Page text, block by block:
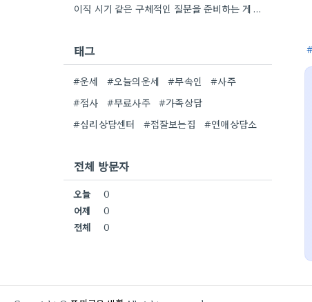
이직 시기 같은 구체적인 질문을 준비하는 게 정말 현명한 팁 같아요. 제가 이직할 때도 막연하게…
태그
#운세 #오늘의운세 #무속인
#사주
#점사
#무료사주
#가족상담
#심리상담센터
#점잘보는집 #연애상담소
전체 방문자
오늘
0
어제
0
전체
0